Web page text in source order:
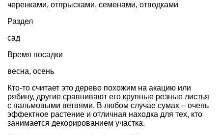
черенками, отпрысками, семенами, отводками
Раздел
сад
Время посадки
весна, осень
Кто-то считает это дерево похожим на акацию или
рябину, другие сравнивают его крупные резные листья
с пальмовыми ветвями. В любом случае сумах – очень
эффектное растение и отличная находка для тех, кто
занимается декорированием участка.